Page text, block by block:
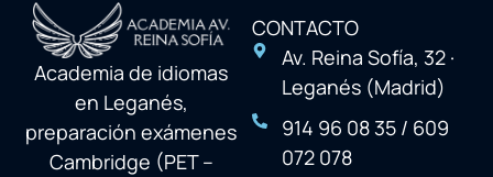
Academia de idiomas
en Leganés,
preparación exámenes
Cambridge (PET –
CONTACTO
Av. Reina Sofía, 32 ·
Leganés (Madrid)
914 96 08 35 / 609
072 078